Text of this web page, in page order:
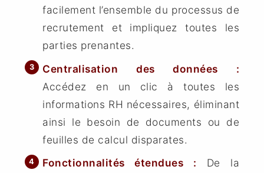
facilement l’ensemble du processus de
recrutement et impliquez toutes les
parties prenantes.
Centralisation des données :
Accédez en un clic à toutes les
informations RH nécessaires, éliminant
ainsi le besoin de documents ou de
feuilles de calcul disparates.
Fonctionnalités étendues : De la